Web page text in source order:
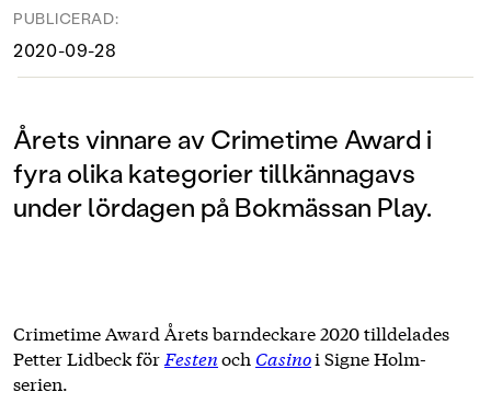
PUBLICERAD:
2020-09-28
Årets vinnare av Crimetime Award i
fyra olika kategorier tillkännagavs
under lördagen på Bokmässan Play.
Crimetime Award Årets barndeckare 2020 tilldelades
Petter Lidbeck för Festenoch Casinoi Signe Holm-
serien.